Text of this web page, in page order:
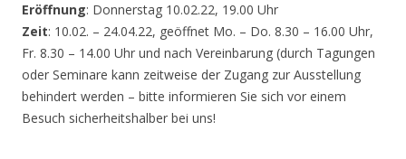
Eröffnung: Donnerstag 10.02.22, 19.00 Uhr
Zeit: 10.02. – 24.04.22, geöffnet Mo. – Do. 8.30 – 16.00 Uhr,
Fr. 8.30 – 14.00 Uhr und nach Vereinbarung (durch Tagungen
oder Seminare kann zeitweise der Zugang zur Ausstellung
behindert werden – bitte informieren Sie sich vor einem
Besuch sicherheitshalber bei uns!